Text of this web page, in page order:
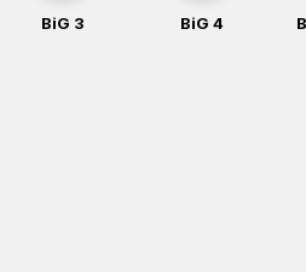
BiG 3 BiG 4